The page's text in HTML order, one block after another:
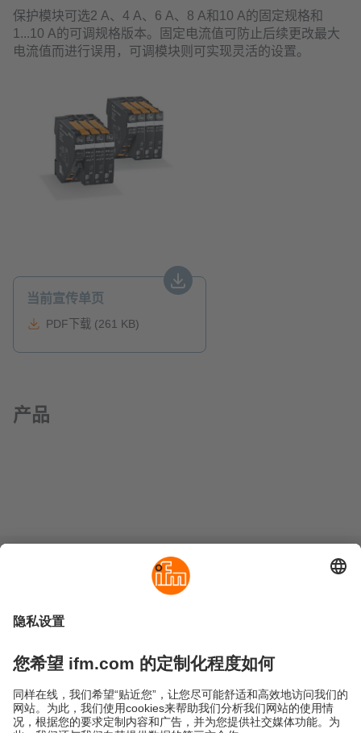
保护模块可选2 A、4 A、6 A、8 A和10 A的固定规格和
1...10 A的可调规格版本。固定电流值可防止后续更改最大
电流值而进行误用，可调模块则可实现灵活的设置。
当前宣传单页
PDF下载 (261 KB)
产品
地点 (EN)
隐私政策
易福门电子(上海)有限公司
上海市浦东新区
盛夏路61弄1号楼6层
邮编: 201203